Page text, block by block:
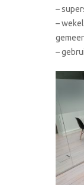
–
–
–